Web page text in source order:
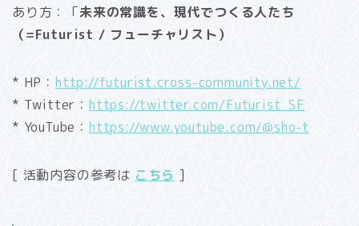
あり方：「未来の常識を、現代でつくる人たち
（=Futurist / フューチャリスト）
* HP： http://futurist.cross-community.net/
* Twitter： https://twitter.com/Futurist_SF
* YouTube： https://www.youtube.com/@sho-t
[ 活動内容の参考は こちら ]